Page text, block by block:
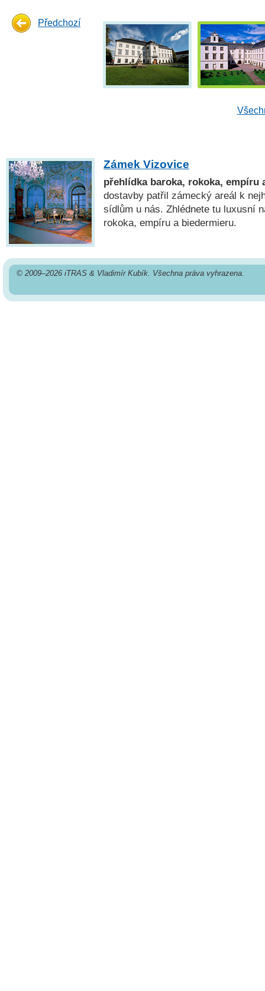
Předchozí
Zámek Vizovice
přehlídka baroka, rokoka, empíru
dostavby patřil zámecký areál k
sídlům u nás. Zhlédnete tu luxusní
rokoka, empíru a biedermieru.
© 2009–2026 iTRAS & Vladimír Kubík. Všechna práva vyhrazena.